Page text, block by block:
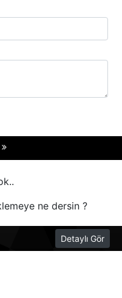
ne dersin ?
Detaylı Gör